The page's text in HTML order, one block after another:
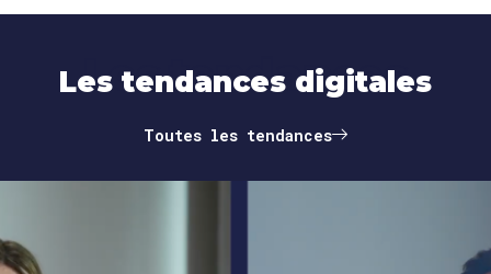
Les tendances
Les tendances digitales
Toutes les tendances